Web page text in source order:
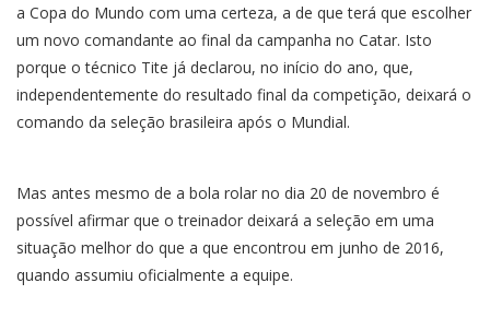
a Copa do Mundo com uma certeza, a de que terá que escolher
um novo comandante ao final da campanha no Catar. Isto
porque o técnico Tite já declarou, no início do ano, que,
independentemente do resultado final da competição, deixará o
comando da seleção brasileira após o Mundial.
Mas antes mesmo de a bola rolar no dia 20 de novembro é
possível afirmar que o treinador deixará a seleção em uma
situação melhor do que a que encontrou em junho de 2016,
quando assumiu oficialmente a equipe.